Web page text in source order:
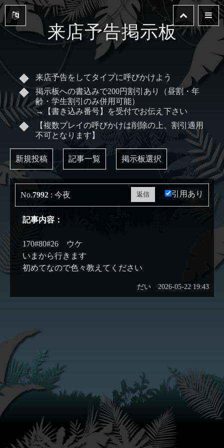
来店予告掲示板
来店予告をしてタイプに呼びかけよう
掲示板への書込みで200円割引あり（昼割・年
齢・学生割引のみ併用可能）
→【書き込み番号】を受付でお伝え下さい
【複数プレイの呼びかけは削除の上、割引適用
不可となります】
新規投稿 記事一覧 掲示板選択
No.7992 : 今夜 引用あり
記事内容：
170#80#26 ウケ
いまから行きます
初めてなので色々教えてください
だい 2026-05-22 19:43